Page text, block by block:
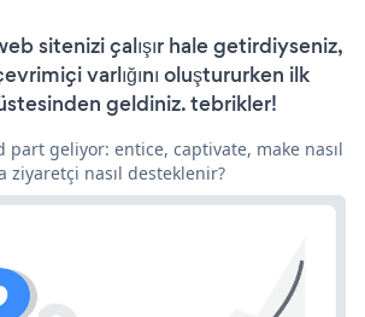
sitenizi çalışır hale getirdiyseniz,
varlığını oluştururken ilk
geldiniz. tebrikler!
part geliyor: entice, captivate, make nasıl
ziyaretçi nasıl desteklenir?